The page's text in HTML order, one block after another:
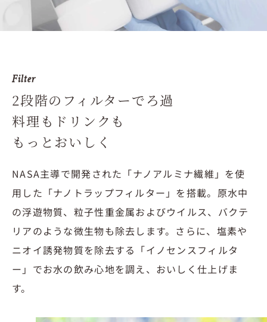
Filter
2段階のフィルターでろ過
料理もドリンクも
もっとおいしく
NASA主導で開発された「ナノアルミナ繊維」を使
用した「ナノトラップフィルター」を搭載。原水中
の浮遊物質、粒子性重金属およびウイルス、バクテ
リアのような微生物も除去します。さらに、塩素や
ニオイ誘発物質を除去する「イノセンスフィルタ
ー」でお水の飲み心地を調え、おいしく仕上げま
す。